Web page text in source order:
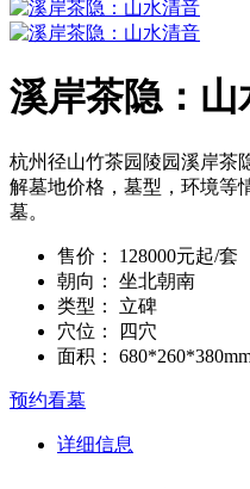
溪岸茶隐：山
杭州径山竹茶园陵园溪岸茶
解墓地价格，墓型，环境等
墓。
售价：
128000元起/套
朝向：
坐北朝南
类型：
立碑
穴位：
四穴
面积：
预约看墓
详细信息